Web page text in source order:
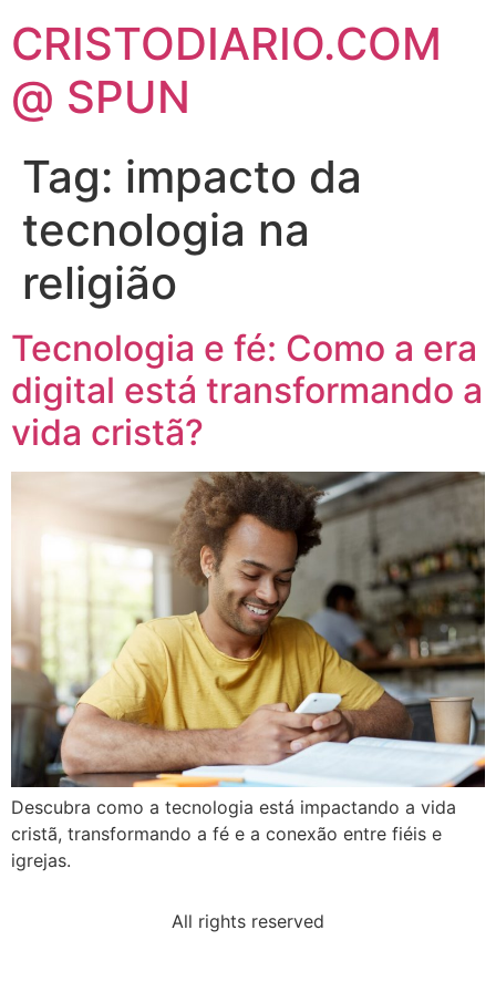
CRISTODIARIO.COM
@ SPUN
Tag: impacto da
tecnologia na
religião
Tecnologia e fé: Como a era
digital está transformando a
vida cristã?
Descubra como a tecnologia está impactando a vida
cristã, transformando a fé e a conexão entre fiéis e
igrejas.
All rights reserved